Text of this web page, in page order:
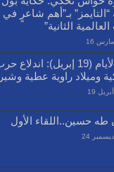
بـ”أهم شاعرٍ في
الثانية”
حكايا الأيام (19 إبريل):
وميلاد راوية عطية
حسين..اللقاء الأول